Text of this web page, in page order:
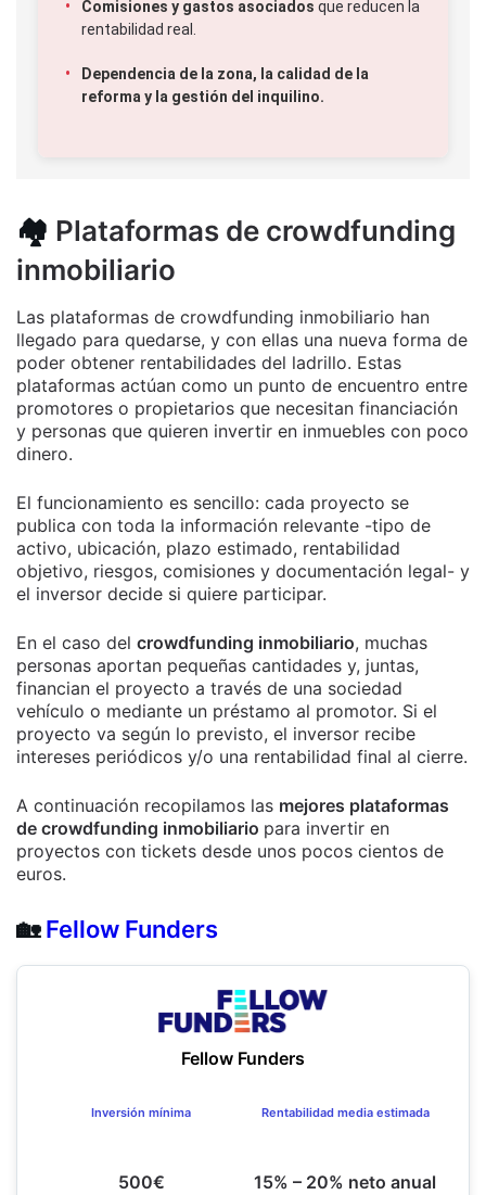
Comisiones y gastos asociados que reducen la
rentabilidad real.
Dependencia de la zona, la calidad de la
reforma y la gestión del inquilino.
🏘️ Plataformas de crowdfunding
inmobiliario
Las plataformas de crowdfunding inmobiliario han
llegado para quedarse, y con ellas una nueva forma de
poder obtener rentabilidades del ladrillo. Estas
plataformas actúan como un punto de encuentro entre
promotores o propietarios que necesitan financiación
y personas que quieren invertir en inmuebles con poco
dinero.
El funcionamiento es sencillo: cada proyecto se
publica con toda la información relevante -tipo de
activo, ubicación, plazo estimado, rentabilidad
objetivo, riesgos, comisiones y documentación legal- y
el inversor decide si quiere participar.
En el caso del crowdfunding inmobiliario, muchas
personas aportan pequeñas cantidades y, juntas,
financian el proyecto a través de una sociedad
vehículo o mediante un préstamo al promotor. Si el
proyecto va según lo previsto, el inversor recibe
intereses periódicos y/o una rentabilidad final al cierre.
A continuación recopilamos las mejores plataformas
de crowdfunding inmobiliario para invertir en
proyectos con tickets desde unos pocos cientos de
euros.
🏡Fellow Funders
Fellow Funders
Inversión mínima
500€
Rentabilidad media estimada
15% – 20% neto anual